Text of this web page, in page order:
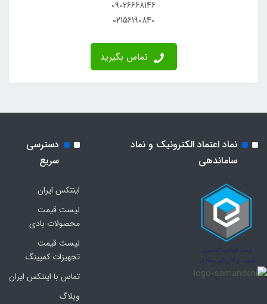
09026668146
02156190840
تماس بگیرید
نماد اعتماد الکترونیک و نماد
ساماندهی
دسترسی
سریع
اینتکس ایران
لیست قیمت
محصولات بادی
لیست قیمت
تجهیزات کمپینگ
تماس با اینتکس ایران
وبلاگ